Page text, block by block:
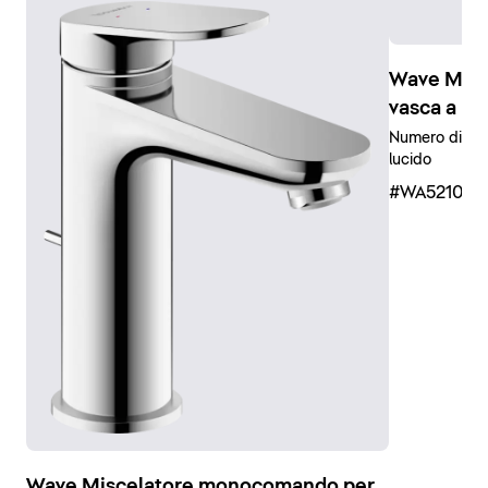
Wave
vasca a
Numero di
lucido